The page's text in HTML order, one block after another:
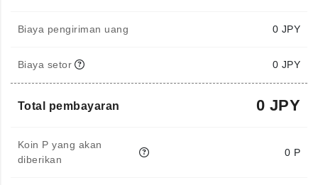
Biaya pengiriman uang 0 JPY
Biaya setor 0 JPY
Total pembayaran 0 JPY
Koin P yang akan
diberikan
0 P